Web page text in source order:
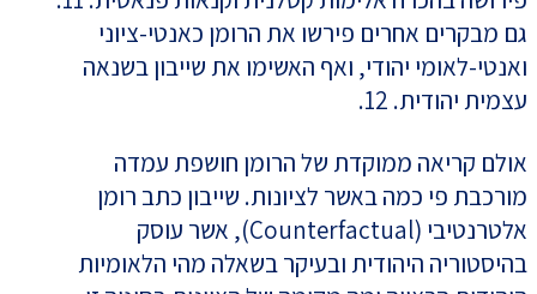
גם מבקרים אחרים פירשו את הרומן כאנטי-ציוני
ואנטי-לאומי יהודי, ואף האשימו את שייבון בשנאה
עצמית יהודית. 12.
אולם קריאה ממוקדת של הרומן חושפת עמדה
מורכבת פי כמה באשר לציונות. שייבון כתב רומן
אלטרנטיבי (Counterfactual), אשר עוסק
בהיסטוריה היהודית ובעיקר בשאלה מהי הלאומיות